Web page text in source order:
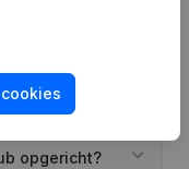
sportclub?
opgericht?